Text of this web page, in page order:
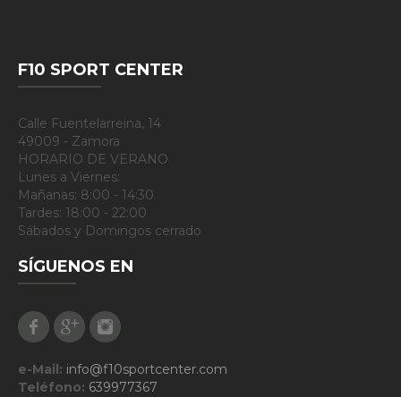
F10 SPORT CENTER
Calle Fuentelarreina, 14
49009 - Zamora
HORARIO DE VERANO
Lunes a Viernes:
Mañanas: 8:00 - 14:30
Tardes: 18:00 - 22:00
Sábados y Domingos cerrado
SÍGUENOS EN
FacebookGoogle Plus
e-Mail: info@f10sportcenter.com
Teléfono: 639977367